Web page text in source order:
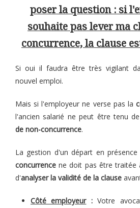
poser la question : si
souhaite pas lever ma
concurrence, la clause
Si oui il faudra être très vigilant
nouvel emploi.
Mais si l'employeur ne verse pas la
l'ancien salarié ne peut être tenu de
de non-concurrence.
La gestion d'un départ en
concurrence ne doit pas être traitée
d'analyser la validité de la clause
Côté employeur:Votre